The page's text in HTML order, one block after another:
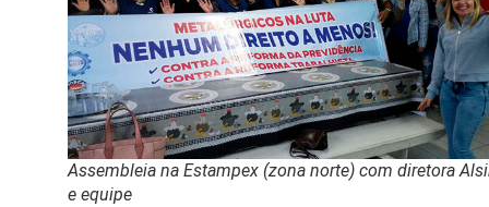
Assembleia na Estampex (zona norte) com diretora
e equipe